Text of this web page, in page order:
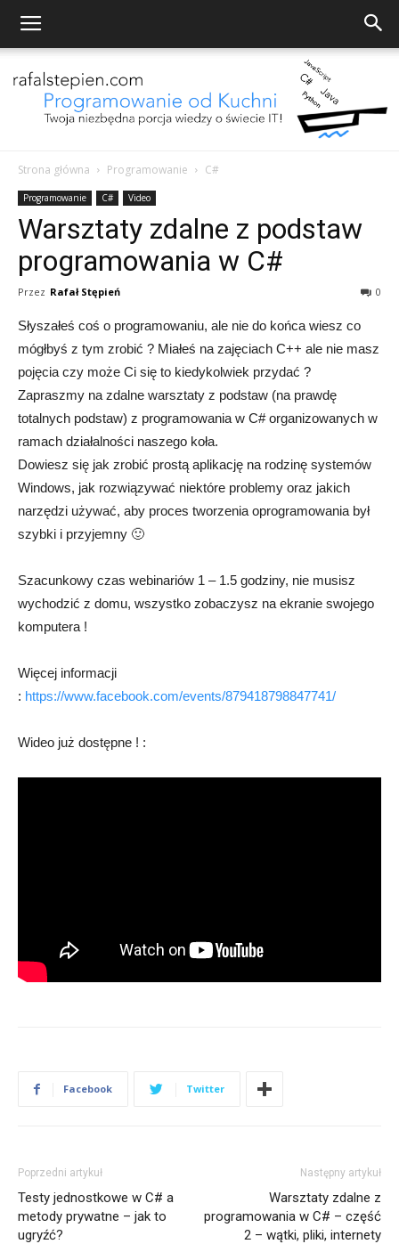
od
Kuchni
Rafał
Strona główna Programowanie C#
Programowanie C# Video
Warsztaty zdalne z podstaw
programowania w C#
Przez Rafał Stępień 0
Słyszałeś coś o programowaniu, ale nie do końca wiesz co
mógłbyś z tym zrobić ? Miałeś na zajęciach C++ ale nie masz
pojęcia czy może Ci się to kiedykolwiek przydać ?
Zapraszmy na zdalne warsztaty z podstaw (na prawdę
totalnych podstaw) z programowania w C# organizowanych w
ramach działalności naszego koła.
Dowiesz się jak zrobić prostą aplikację na rodzinę systemów
Windows, jak rozwiązywać niektóre problemy oraz jakich
narzędzi używać, aby proces tworzenia oprogramowania był
szybki i przyjemny 🙂
Szacunkowy czas webinariów 1 – 1.5 godziny, nie musisz
wychodzić z domu, wszystko zobaczysz na ekranie swojego
komputera !
Więcej informacji
: https://www.facebook.com/events/879418798847741/
Wideo już dostępne ! :
Facebook Twitter
Poprzedni artykuł
Testy jednostkowe w C# a
metody prywatne – jak to
ugryźć?
Następny artykuł
Warsztaty zdalne z
programowania w C# – część
2 – wątki, pliki, internety